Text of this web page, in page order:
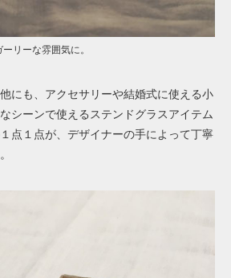
リーな雰囲気に。
にも、アクセサリーや結婚式に使える小
シーンで使えるステンドグラスアイテム
点１点が、デザイナーの手によって丁寧